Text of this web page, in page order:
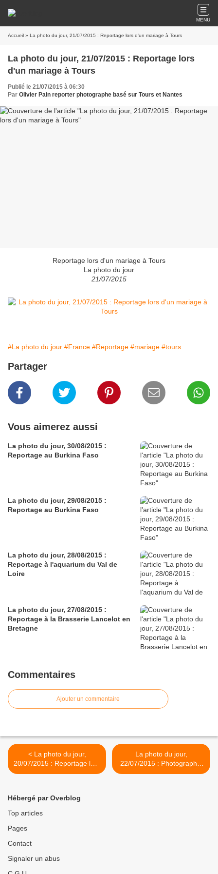
MENU
Accueil » La photo du jour, 21/07/2015 : Reportage lors d'un mariage à Tours
La photo du jour, 21/07/2015 : Reportage lors
d'un mariage à Tours
Publié le 21/07/2015 à 06:30
Par Olivier Pain reporter photographe basé sur Tours et Nantes
Reportage lors d'un mariage à Tours
La photo du jour
21/07/2015
#La photo du jour #France #Reportage #mariage #tours
Partager
Vous aimerez aussi
La photo du jour, 30/08/2015 :
Reportage au Burkina Faso
La photo du jour, 29/08/2015 :
Reportage au Burkina Faso
La photo du jour, 28/08/2015 :
Reportage à l'aquarium du Val de
Loire
La photo du jour, 27/08/2015 :
Reportage à la Brasserie Lancelot en
Bretagne
Commentaires
Ajouter un commentaire
< La photo du jour,
20/07/2015 : Reportage lors
d'un mariage à Tours
La photo du jour,
22/07/2015 : Photographie
de paysage >
Hébergé par Overblog
Top articles
Pages
Contact
Signaler un abus